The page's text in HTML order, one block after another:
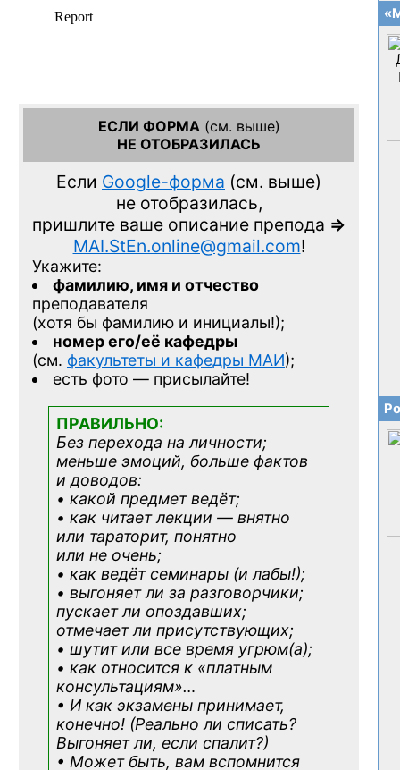
ЕСЛИ ФОРМА(см. выше)
НЕ ОТОБРАЗИЛАСЬ
Если Google-форма (см. выше)
не отобразилась,
пришлите ваше описание препода =>
MAI.StEn.online@gmail.com!
Укажите:
фамилию, имя и отчество
преподавателя
(хотя бы фамилию и инициалы!);
номер его/её кафедры
(см. факультеты и кафедры МАИ);
есть фото — присылайте!
ПРАВИЛЬНО:
Без перехода на личности;
меньше эмоций, больше фактов
и доводов:
• какой предмет ведёт;
• как читает лекции — внятно
или тараторит, понятно
или не очень;
• как ведёт семинары (и лабы!);
• выгоняет ли за разговорчики;
пускает ли опоздавших;
отмечает ли присутствующих;
• шутит или все время угрюм(а);
• как относится к «платным
консультациям»…
• И как экзамены принимает,
конечно! (Реально ли списать?
Выгоняет ли, если спалит?)
• Может быть, вам вспомнится